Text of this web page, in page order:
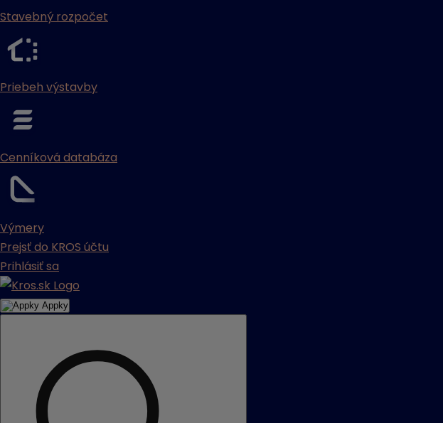
Stavebný rozpočet
Priebeh výstavby
Cenníková databáza
Výmery
Prejsť do KROS účtu
Prihlásiť sa
Appky